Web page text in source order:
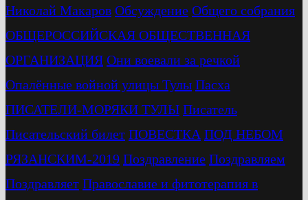
Николай Макаров Обсуждение Общего собрания
ОБЩЕРОССИЙСКАЯ ОБЩЕСТВЕННАЯ
ОРГАНИЗАЦИЯ Они воевали за речкой
Опалённые войной улицы Тулы Пасха
ПИСАТЕЛИ-МОРЯКИ ТУЛЫ Писатель
Писательский билет ПОВЕСТКА ПОД НЕБОМ
РЯЗАНСКИМ-2019 Поздравление Поздравляем
Поздравляет Православие и фитотерапия в